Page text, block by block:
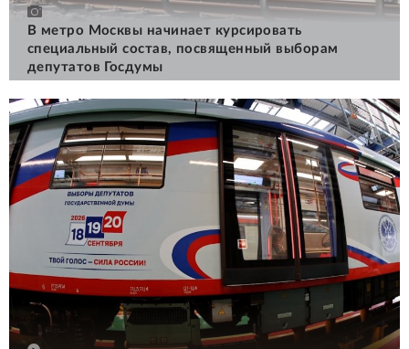
В метро Москвы начинает курсировать
специальный состав, посвященный выборам
депутатов Госдумы